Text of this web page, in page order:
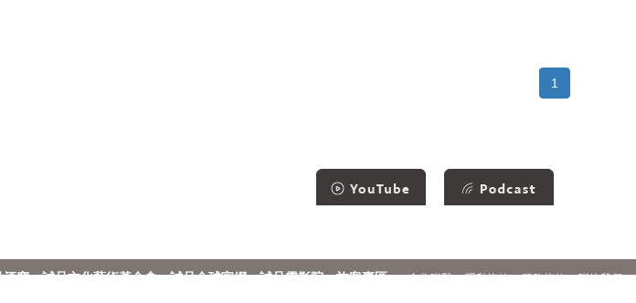
1
酒窖 誠品文化藝術基金會 誠品全球官網 誠品電影院 旅客專區 合作聯繫 隱私條款 服務條款 聯絡我們